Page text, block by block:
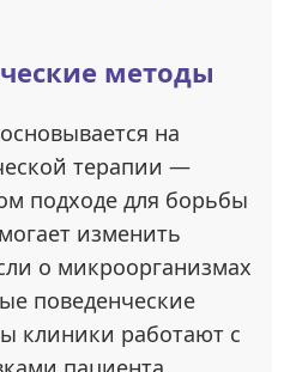
методы
на
терапии —
подходе для борьбы
изменить
о микроорганизмах
поведенческие
клиники работают с